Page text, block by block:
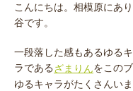
こんにちは。相模原にあ
谷です。
一段落した感もあるゆる
ラであるざまりんをこの
ゆるキャラがたくさんいま